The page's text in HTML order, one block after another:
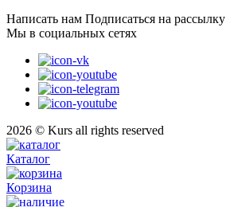
Написать нам Подписаться на рассылку
Мы в социальных сетях
2026 © Kurs all rights reserved
Каталог
Корзина